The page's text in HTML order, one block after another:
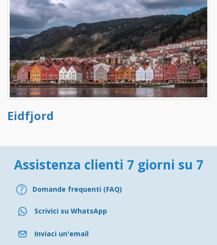
Eidfjord
Assistenza clienti 7 giorni su 7
Domande frequenti (FAQ)
Scrivici su WhatsApp
Inviaci un'email